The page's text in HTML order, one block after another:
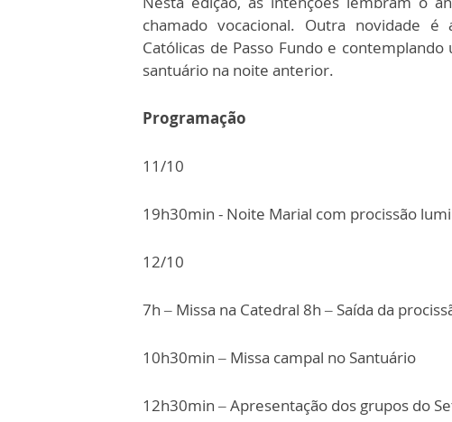
chamado vocacional. Outra novidade
Católicas de Passo Fundo e
santuário na noite anterior.
Programação
11/10
19h30min - Noite Marial com procissão
12/10
7h – Missa na Catedral 8h – Saída da
10h30min – Missa campal no Santuário
12h30min – Apresentação dos grupos do